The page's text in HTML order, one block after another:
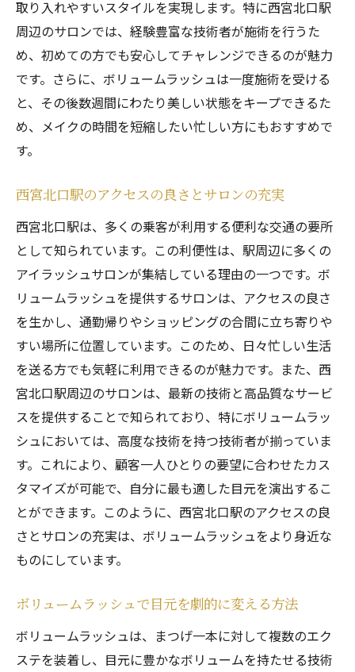
ボリュームラッシュで忙しい日常に華やかさを
プラス
短時間で実現するボリュームラッシュの効
果
メイクの時間を短縮できる魅力
仕事帰りにも立ち寄れるサロンの魅力
ボリュームラッシュの維持方法とケア
イベント前に最適！ボリュームラッシュで理想
のまつげに
大切なイベントに備えてボリュームラッシ
ュを試そう
写真映えする目元を手に入れる秘訣
ボリュームラッシュの施術例とビフォーア
フター
プロの施術で理想の目元を実現
イベント前のベストタイミングはいつ？
ボリュームラッシュで特別感を演出
西宮北口駅で体験するボリュームラッシュのメ
リット
西宮北口の人気サロンを紹介
ボリュームラッシュの嬉しい効果
プロの施術で安心の仕上がり
取り入れやすいスタイルを実現します。特に西宮北口駅
周辺のサロンでは、経験豊富な技術者が施術を行うた
め、初めての方でも安心してチャレンジできるのが魅力
です。さらに、ボリュームラッシュは一度施術を受ける
と、その後数週間にわたり美しい状態をキープできるた
め、メイクの時間を短縮したい忙しい方にもおすすめで
す。
西宮北口駅のアクセスの良さとサロンの充実
西宮北口駅は、多くの乗客が利用する便利な交通の要所
として知られています。この利便性は、駅周辺に多くの
アイラッシュサロンが集結している理由の一つです。ボ
リュームラッシュを提供するサロンは、アクセスの良さ
を生かし、通勤帰りやショッピングの合間に立ち寄りや
すい場所に位置しています。このため、日々忙しい生活
を送る方でも気軽に利用できるのが魅力です。また、西
宮北口駅周辺のサロンは、最新の技術と高品質なサービ
スを提供することで知られており、特にボリュームラッ
シュにおいては、高度な技術を持つ技術者が揃っていま
す。これにより、顧客一人ひとりの要望に合わせたカス
タマイズが可能で、自分に最も適した目元を演出するこ
とができます。このように、西宮北口駅のアクセスの良
さとサロンの充実は、ボリュームラッシュをより身近な
ものにしています。
ボリュームラッシュで目元を劇的に変える方法
ボリュームラッシュは、まつげ一本に対して複数のエク
ステを装着し、目元に豊かなボリュームを持たせる技術